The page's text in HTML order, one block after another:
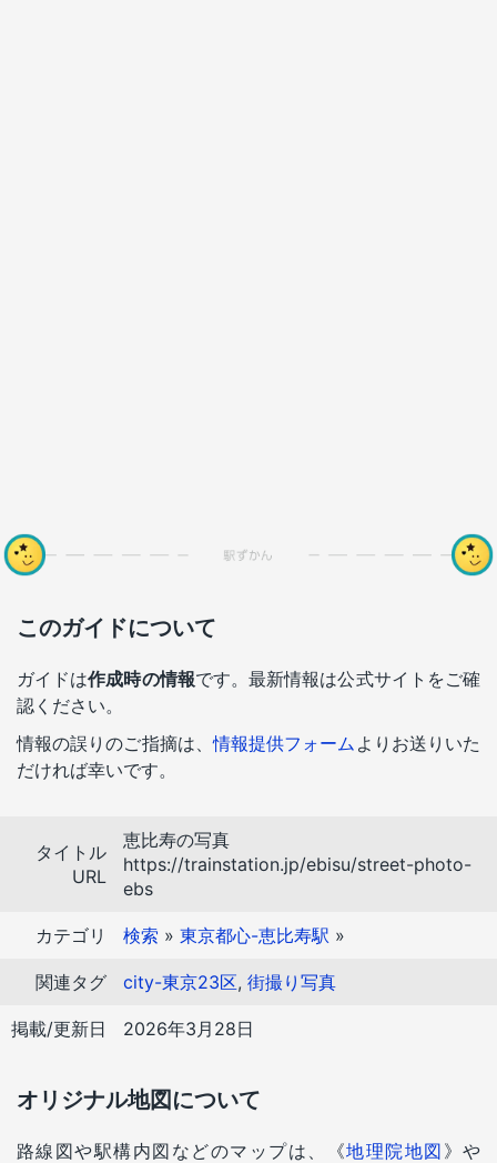
このガイドについて
ガイドは作成時の情報です。最新情報は公式サイトをご確
認ください。
情報の誤りのご指摘は、情報提供フォーム よりお送りいた
だければ幸いです。
タイトル
URL
恵比寿の写真
https://trainstation.jp/ebisu/street-photo-
ebs
カテゴリ 検索 » 東京都心-恵比寿駅 »
関連タグ city-東京23区, 街撮り写真
掲載/更新日 2026年3月28日
オリジナル地図について
路線図や駅構内図などのマップは、《地理院地図 》や